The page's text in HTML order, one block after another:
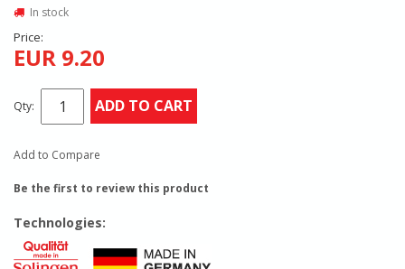
In stock
Price:
EUR 9.20
Qty: ADD TO CART
Add to Compare
Be the first to review this product
Technologies: